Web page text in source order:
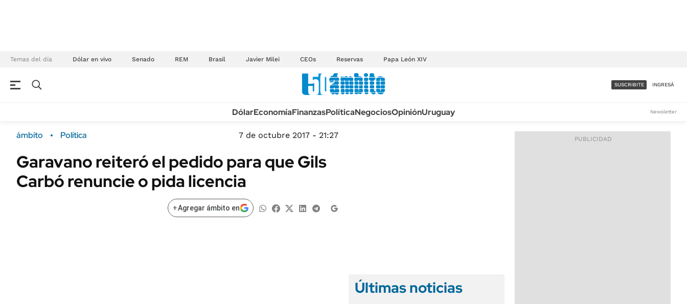
Temas del día Dólar en vivo Senado REM Brasil Javier Milei CEOs Reservas Papa León XIV
Campo
FINANZAS
Sustentabilidad
Seguros
ENERGY REPORT
POLÍTICA
TECNOLOGÍA
MÉXICO
MUNDO
ACCESO FULL - $1.800/MES
SUSCRIBITE INGRESÁ
DólarEconomíaFinanzasPolíticaNegociosOpiniónUruguay Newsletter
ámbito Política 7 de octubre 2017 - 21:27
Garavano reiteró el pedido para que Gils
Carbó renuncie o pida licencia
+Agregar ámbito en
Últimas noticias